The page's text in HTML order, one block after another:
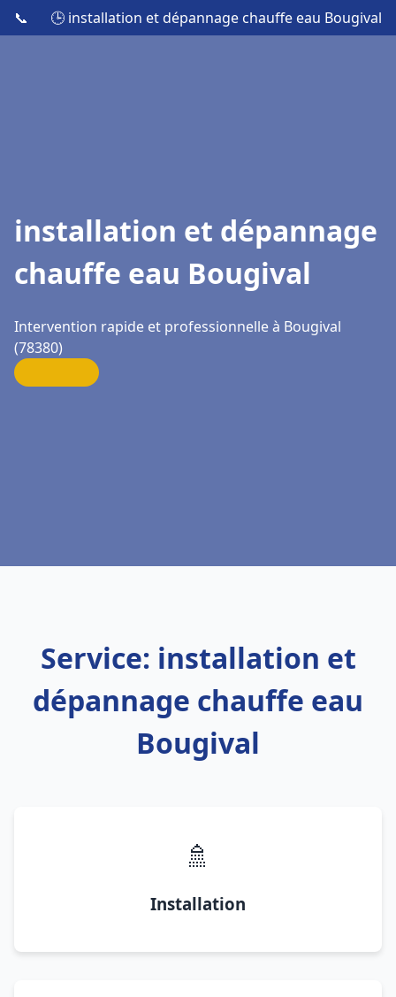
📞 🕒 installation et dépannage chauffe eau Bougival
installation et dépannage
chauffe eau Bougival
Intervention rapide et professionnelle à Bougival
(78380)
Service: installation et
dépannage chauffe eau
Bougival
🚿
Installation